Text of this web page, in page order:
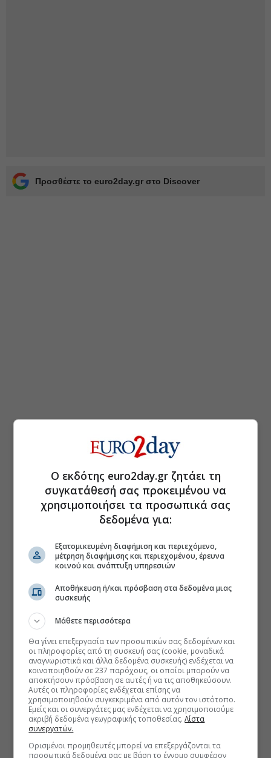
Προσθέστε το euro2day.gr στο Discover
Ο εκδότης euro2day.gr ζητάει τη
συγκατάθεσή σας προκειμένου να
χρησιμοποιήσει τα προσωπικά σας
δεδομένα για:
Εξατομικευμένη διαφήμιση και περιεχόμενο,
μέτρηση διαφήμισης και περιεχομένου, έρευνα
κοινού και ανάπτυξη υπηρεσιών
Αποθήκευση ή/και πρόσβαση στα δεδομένα μιας
συσκευής
Μάθετε περισσότερα
Θα γίνει επεξεργασία των προσωπικών σας δεδομένων και
οι πληροφορίες από τη συσκευή σας (cookie, μοναδικά
αναγνωριστικά και άλλα δεδομένα συσκευής) ενδέχεται να
κοινοποιηθούν σε 237 παρόχους, οι οποίοι μπορούν να
αποκτήσουν πρόσβαση σε αυτές ή να τις αποθηκεύσουν.
Αυτές οι πληροφορίες ενδέχεται επίσης να
χρησιμοποιηθούν συγκεκριμένα από αυτόν τον ιστότοπο.
Εμείς και οι συνεργάτες μας ενδέχεται να χρησιμοποιούμε
ακριβή δεδομένα γεωγραφικής τοποθεσίας.Λίστα
συνεργατών.
Ορισμένοι προμηθευτές μπορεί να επεξεργάζονται τα
προσωπικά δεδομένα σας με βάση το έννομο συμφέρον